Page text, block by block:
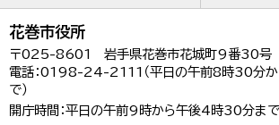
花巻市役所
〒025-8601 岩手県花巻市花城町9番30号
電話：0198-24-2111（平日の午前8時30分か
で）
開庁時間：平日の午前9時から午後4時30分まで